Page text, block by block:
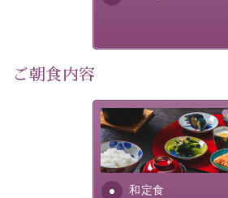
・館内フリーWi-Fi
・駐車場完備
・個室料亭で個室食
・朝食はこだわりの味噌汁をはじ
ご朝食内容
和定食
さっぱりとした和食
れる食材は、諏訪の
ふんだんに取り入れ
安全を心掛けた長野